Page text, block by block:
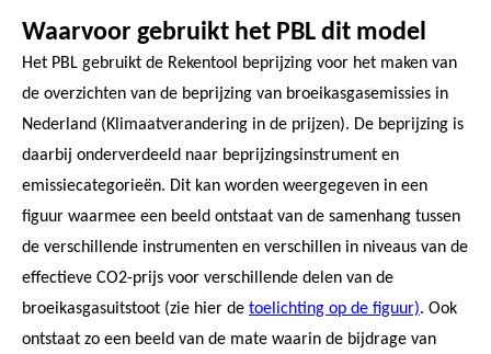
Waarvoor gebruikt het PBL dit model
Het PBL gebruikt de Rekentool beprijzing voor het maken van
de overzichten van de beprijzing van broeikasgasemissies in
Nederland (Klimaatverandering in de prijzen). De beprijzing is
daarbij onderverdeeld naar beprijzingsinstrument en
emissiecategorieën. Dit kan worden weergegeven in een
figuur waarmee een beeld ontstaat van de samenhang tussen
de verschillende instrumenten en verschillen in niveaus van de
effectieve CO2-prijs voor verschillende delen van de
broeikasgasuitstoot (zie hier de toelichting op de figuur). Ook
ontstaat zo een beeld van de mate waarin de bijdrage van